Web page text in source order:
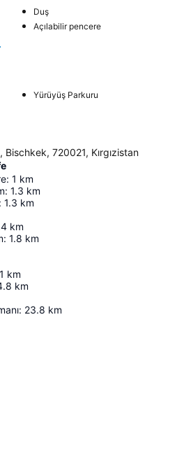
Duş
Açılabilir pencere
Yürüyüş Parkuru
720021, Kırgızistan
: 1 km
: 1.3 km
: 1.3 km
km
: 1.8 km
km
km
: 23.8 km